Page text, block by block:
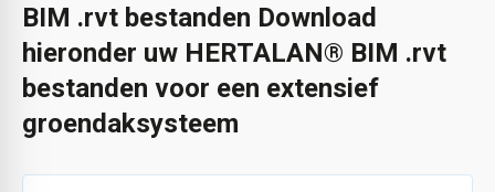
BIM .rvt bestanden Download
hieronder uw HERTALAN® BIM .rvt
bestanden voor een extensief
groendaksysteem